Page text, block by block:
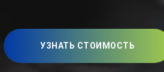
УЗНАТЬ СТОИМОСТЬ